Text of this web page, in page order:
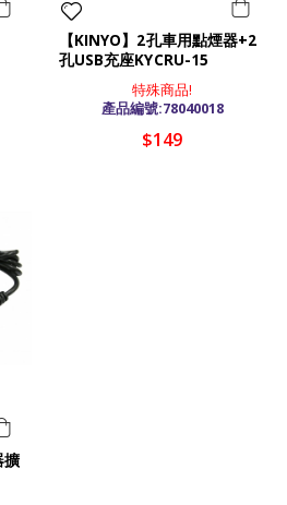
【KINYO】2孔車用點煙器+2
孔USB充座KYCRU-15
特殊商品!
產品編號:78040018
$149
擴